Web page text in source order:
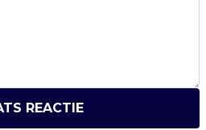
REACTIE